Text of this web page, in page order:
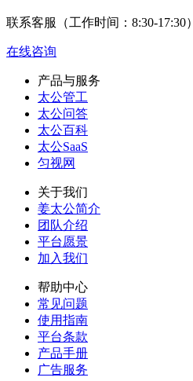
联系客服（工作时间：8:30-17:30）
在线咨询
产品与服务
太公管工
太公问答
太公百科
太公SaaS
匀视网
关于我们
姜太公简介
团队介绍
平台愿景
加入我们
帮助中心
常见问题
使用指南
平台条款
产品手册
广告服务